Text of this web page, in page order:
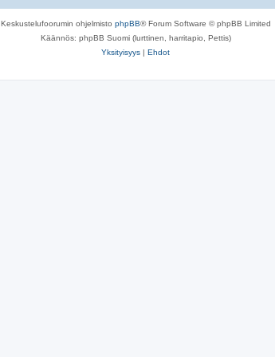
Keskustelufoorumin ohjelmisto phpBB® Forum Software © phpBB Limited
Käännös: phpBB Suomi (lurttinen, harritapio, Pettis)
Yksityisyys | Ehdot